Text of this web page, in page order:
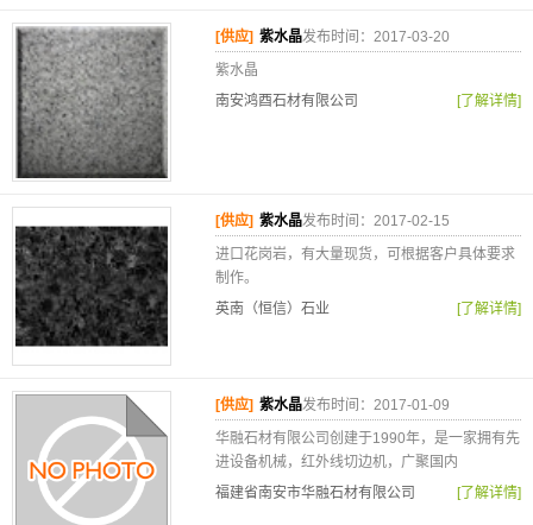
[供应] 紫水晶发布时间：2017-03-20
紫水晶
南安鸿酉石材有限公司
[了解详情]
[供应] 紫水晶发布时间：2017-02-15
进口花岗岩，有大量现货，可根据客户具体要求
制作。
英南（恒信）石业
[了解详情]
[供应] 紫水晶发布时间：2017-01-09
华融石材有限公司创建于1990年，是一家拥有先
进设备机械，红外线切边机，广聚国内
福建省南安市华融石材有限公司
[了解详情]